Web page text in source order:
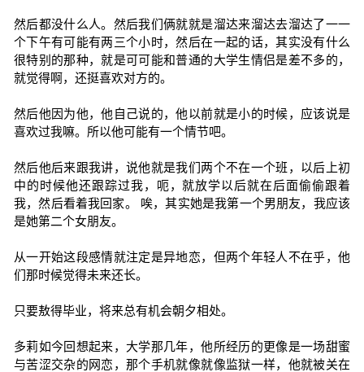
然后都没什么人。然后我们俩就就是溜达来溜达去溜达了一一
个下午有可能有两三个小时，然后在一起的话，其实没有什么
很特别的那种，就是可可能和普通的大学生情侣是差不多的，
就觉得啊，还挺喜欢对方的。
然后他因为他，他自己说的，他以前就是小的时候，应该说是
喜欢过我嘛。所以他可能有一个情节吧。
然后他后来跟我讲，说他就是我们两个不在一个班，以后上初
中的时候他还跟踪过我，呃，就放学以后就在后面偷偷跟着
我，然后看着我回家。 唉，其实她是我第一个男朋友，我应该
是她第二个女朋友。
从一开始这段感情就注定是异地恋，但两个年轻人不在乎，他
们那时候觉得未来还长。
只要敖得毕业，将来总有机会朝夕相处。
多莉如今回想起来，大学那几年，他所经历的更像是一场甜蜜
与苦涩交杂的网恋，那个手机就像就像监狱一样，他就被关在